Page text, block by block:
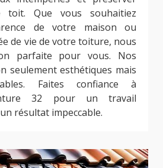
toit. Que vous souhaitiez
de votre maison ou
de vie de votre toiture, nous
parfaite pour vous. Nos
seulement esthétiques mais
Faites confiance à
32 pour un travail
résultat impeccable.